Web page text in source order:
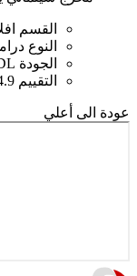
القسم
النوع
الجودة
التقييم / 10
عودة الى أعلي